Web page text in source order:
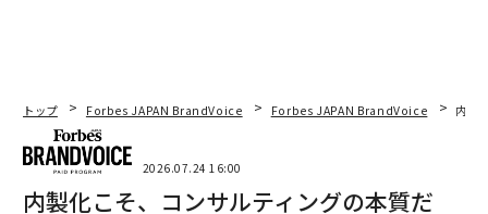
トップ Forbes JAPAN BrandVoice Forbes JAPAN BrandVoice 内製
2026.07.24 16:00
内製化こそ、コンサルティングの本質だ